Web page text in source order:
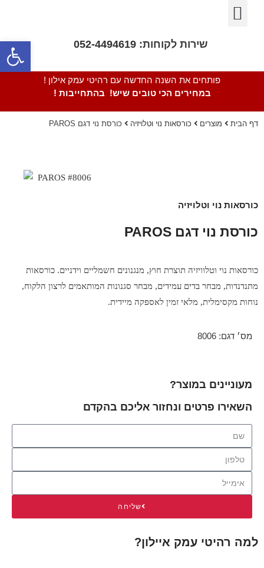
שירות לקוחות: 052-4494619
פותחים את השנה החדשה עם רהיטי עמק אילון !
במחירים הכי טובים שיש! בהתחייבות !
דף הבית מוצרים כורסאות נוי וטלויזיה כורסת נוי דגם PAROS
כורסאות נוי וטלויזיה
כורסת נוי דגם PAROS
כורסאות נוי וטלוויזיה תוצרת חוץ, מנגנונים חשמליים וידניים. כורסאות
מתנדנדות, מבחר בדים עמידים, מבחר סגנונות המותאמים לרצון הלקוח,
נוחות מקסימלית, מלאי זמין לאספקה מיידית.
מס׳ דגם: 8006
למה רהיטי עמק איילון?
מעוניינים במוצר?
השאירו פרטים ונחזור אליכם בהקדם
שליחה
פתח סרגל נגישות